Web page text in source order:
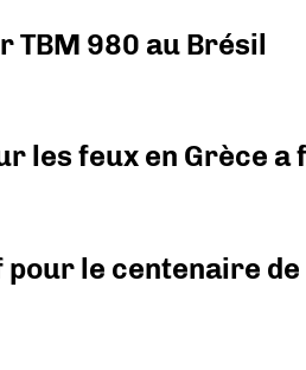
TBM 980 au Brésil
les feux en Grèce
le centenaire